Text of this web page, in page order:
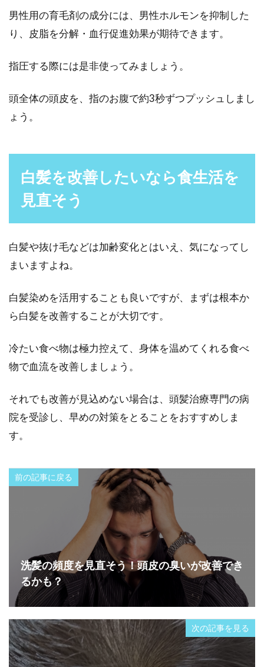
男性用の育毛剤の成分には、男性ホルモンを抑制した
り、皮脂を分解・血行促進効果が期待できます。
指圧する際には是非使ってみましょう。
頭全体の頭皮を、指のお腹で約3秒ずつプッシュしまし
ょう。
白髪を改善したいなら食生活を
見直そう
白髪や抜け毛などは加齢変化とはいえ、気になってし
まいますよね。
白髪染めを活用することも良いですが、まずは根本か
ら白髪を改善することが大切です。
冷たい食べ物は極力控えて、身体を温めてくれる食べ
物で血流を改善しましょう。
それでも改善が見込めない場合は、頭髪治療専門の病
院を受診し、早めの対策をとることをおすすめしま
す。
前の記事に戻る
洗髪の頻度を見直そう！頭皮の臭いが改善でき
るかも？
次の記事を見る